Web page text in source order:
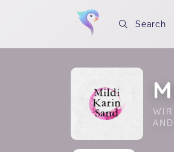
Search